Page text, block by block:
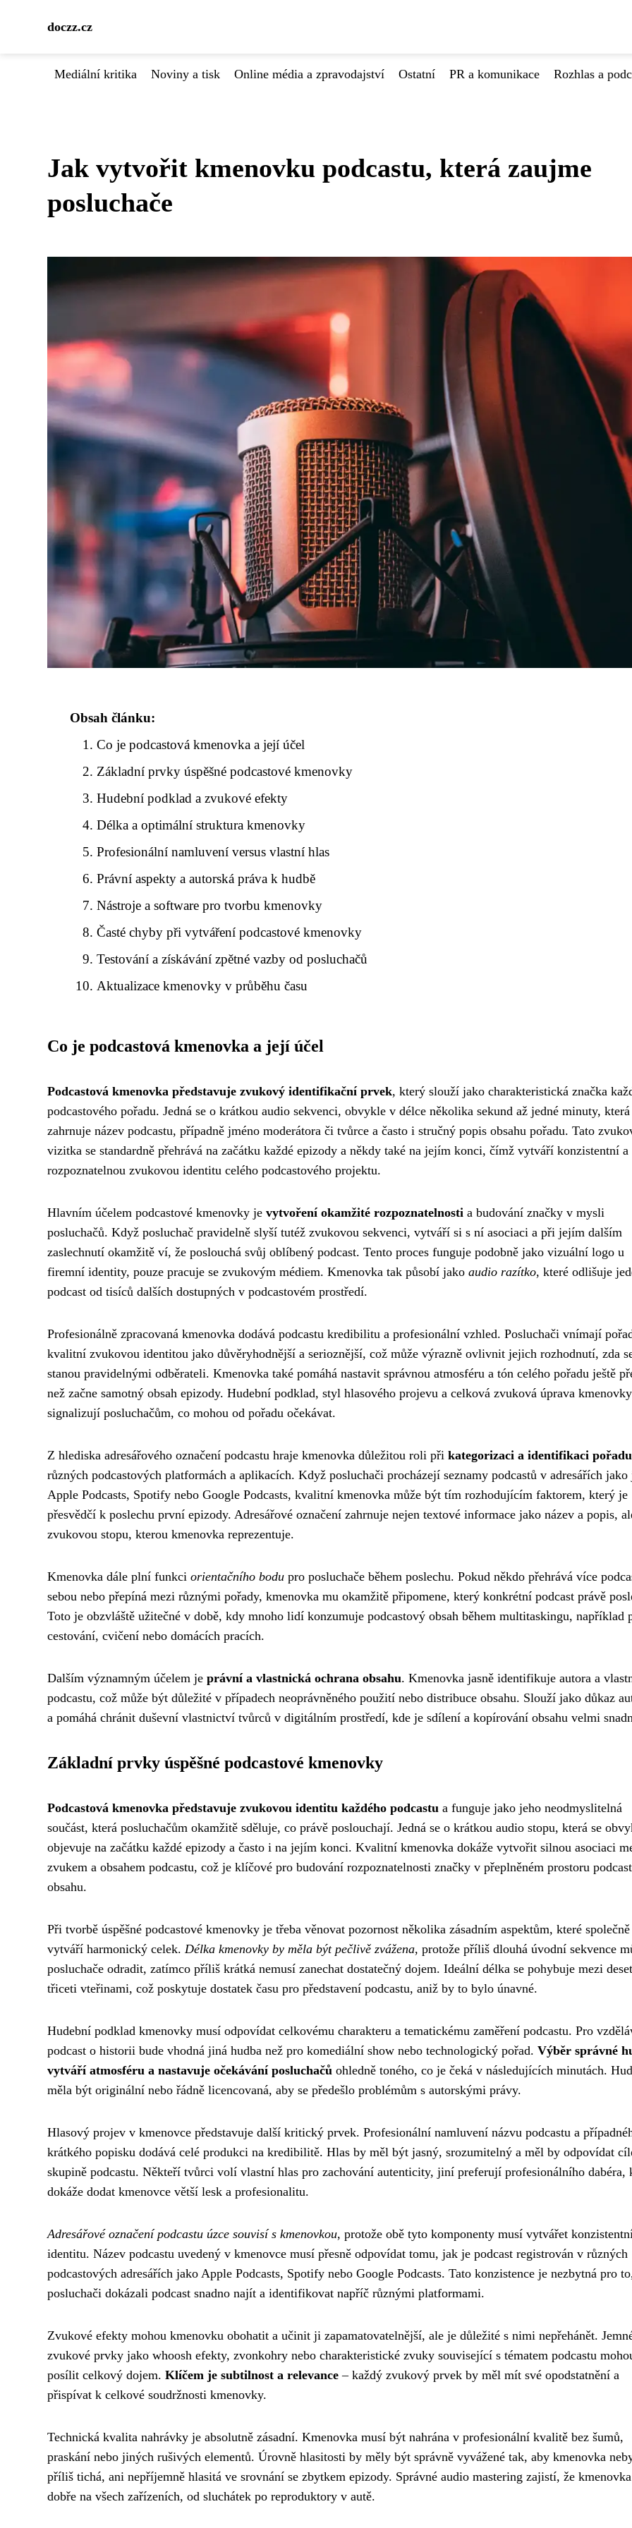
doczz.cz
Mediální kritika Noviny a tisk Online média a zpravodajství Ostatní PR a komunikace Rozhlas a
Jak vytvořit kmenovku podcastu, která zaujme
posluchače
Obsah článku:
Co je podcastová kmenovka a její účel
Základní prvky úspěšné podcastové kmenovky
Hudební podklad a zvukové efekty
Délka a optimální struktura kmenovky
Profesionální namluvení versus vlastní hlas
Právní aspekty a autorská práva k hudbě
Nástroje a software pro tvorbu kmenovky
Časté chyby při vytváření podcastové kmenovky
Testování a získávání zpětné vazby od posluchačů
Aktualizace kmenovky v průběhu času
Co je podcastová kmenovka a její účel
Podcastová kmenovka představuje zvukový identifikační prvek, který slouží jako charakteristická značka
podcastového pořadu. Jedná se o krátkou audio sekvenci, obvykle v délce několika sekund až jedné minuty, která
zahrnuje název podcastu, případně jméno moderátora či tvůrce a často i stručný popis obsahu pořadu. Tato
vizitka se standardně přehrává na začátku každé epizody a někdy také na jejím konci, čímž vytváří konzistentní a
rozpoznatelnou zvukovou identitu celého podcastového projektu.
Hlavním účelem podcastové kmenovky je vytvoření okamžité rozpoznatelnosti a budování značky v mysli
posluchačů. Když posluchač pravidelně slyší tutéž zvukovou sekvenci, vytváří si s ní asociaci a při jejím dalším
zaslechnutí okamžitě ví, že poslouchá svůj oblíbený podcast. Tento proces funguje podobně jako vizuální logo u
firemní identity, pouze pracuje se zvukovým médiem. Kmenovka tak působí jako audio razítko, které odlišuje
podcast od tisíců dalších dostupných v podcastovém prostředí.
Profesionálně zpracovaná kmenovka dodává podcastu kredibilitu a profesionální vzhled. Posluchači vnímají
kvalitní zvukovou identitou jako důvěryhodnější a serioznější, což může výrazně ovlivnit jejich rozhodnutí, zda
stanou pravidelnými odběrateli. Kmenovka také pomáhá nastavit správnou atmosféru a tón celého pořadu ještě
než začne samotný obsah epizody. Hudební podklad, styl hlasového projevu a celková zvuková úprava kmenovky
signalizují posluchačům, co mohou od pořadu očekávat.
Z hlediska adresářového označení podcastu hraje kmenovka důležitou roli při kategorizaci a identifikaci pořadu
různých podcastových platformách a aplikacích. Když posluchači procházejí seznamy podcastů v adresářích jako
Apple Podcasts, Spotify nebo Google Podcasts, kvalitní kmenovka může být tím rozhodujícím faktorem, který je
přesvědčí k poslechu první epizody. Adresářové označení zahrnuje nejen textové informace jako název a popis,
zvukovou stopu, kterou kmenovka reprezentuje.
Kmenovka dále plní funkci orientačního bodu pro posluchače během poslechu. Pokud někdo přehrává více
sebou nebo přepíná mezi různými pořady, kmenovka mu okamžitě připomene, který konkrétní podcast právě
Toto je obzvláště užitečné v době, kdy mnoho lidí konzumuje podcastový obsah během multitaskingu, například
cestování, cvičení nebo domácích pracích.
Dalším významným účelem je právní a vlastnická ochrana obsahu. Kmenovka jasně identifikuje autora a
podcastu, což může být důležité v případech neoprávněného použití nebo distribuce obsahu. Slouží jako důkaz
a pomáhá chránit duševní vlastnictví tvůrců v digitálním prostředí, kde je sdílení a kopírování obsahu velmi
Základní prvky úspěšné podcastové kmenovky
Podcastová kmenovka představuje zvukovou identitu každého podcastu a funguje jako jeho neodmyslitelná
součást, která posluchačům okamžitě sděluje, co právě poslouchají. Jedná se o krátkou audio stopu, která se
objevuje na začátku každé epizody a často i na jejím konci. Kvalitní kmenovka dokáže vytvořit silnou asociaci
zvukem a obsahem podcastu, což je klíčové pro budování rozpoznatelnosti značky v přeplněném prostoru
obsahu.
Při tvorbě úspěšné podcastové kmenovky je třeba věnovat pozornost několika zásadním aspektům, které společně
vytváří harmonický celek. Délka kmenovky by měla být pečlivě zvážena, protože příliš dlouhá úvodní sekvence
posluchače odradit, zatímco příliš krátká nemusí zanechat dostatečný dojem. Ideální délka se pohybuje mezi
třiceti vteřinami, což poskytuje dostatek času pro představení podcastu, aniž by to bylo únavné.
Hudební podklad kmenovky musí odpovídat celkovému charakteru a tematickému zaměření podcastu. Pro
podcast o historii bude vhodná jiná hudba než pro komediální show nebo technologický pořad. Výběr správné
vytváří atmosféru a nastavuje očekávání posluchačů ohledně toného, co je čeká v následujících minutách.
měla být originální nebo řádně licencovaná, aby se předešlo problémům s autorskými právy.
Hlasový projev v kmenovce představuje další kritický prvek. Profesionální namluvení názvu podcastu a
krátkého popisku dodává celé produkci na kredibilitě. Hlas by měl být jasný, srozumitelný a měl by odpovídat
skupině podcastu. Někteří tvůrci volí vlastní hlas pro zachování autenticity, jiní preferují profesionálního dabéra,
dokáže dodat kmenovce větší lesk a profesionalitu.
Adresářové označení podcastu úzce souvisí s kmenovkou, protože obě tyto komponenty musí vytvářet
identitu. Název podcastu uvedený v kmenovce musí přesně odpovídat tomu, jak je podcast registrován v různých
podcastových adresářích jako Apple Podcasts, Spotify nebo Google Podcasts. Tato konzistence je nezbytná pro
posluchači dokázali podcast snadno najít a identifikovat napříč různými platformami.
Zvukové efekty mohou kmenovku obohatit a učinit ji zapamatovatelnější, ale je důležité s nimi nepřehánět.
zvukové prvky jako whoosh efekty, zvonkohry nebo charakteristické zvuky související s tématem podcastu
posílit celkový dojem. Klíčem je subtilnost a relevance – každý zvukový prvek by měl mít své opodstatnění a
přispívat k celkové soudržnosti kmenovky.
Technická kvalita nahrávky je absolutně zásadní. Kmenovka musí být nahrána v profesionální kvalitě bez šumů,
praskání nebo jiných rušivých elementů. Úrovně hlasitosti by měly být správně vyvážené tak, aby kmenovka
příliš tichá, ani nepříjemně hlasitá ve srovnání se zbytkem epizody. Správné audio mastering zajistí, že
dobře na všech zařízeních, od sluchátek po reproduktory v autě.